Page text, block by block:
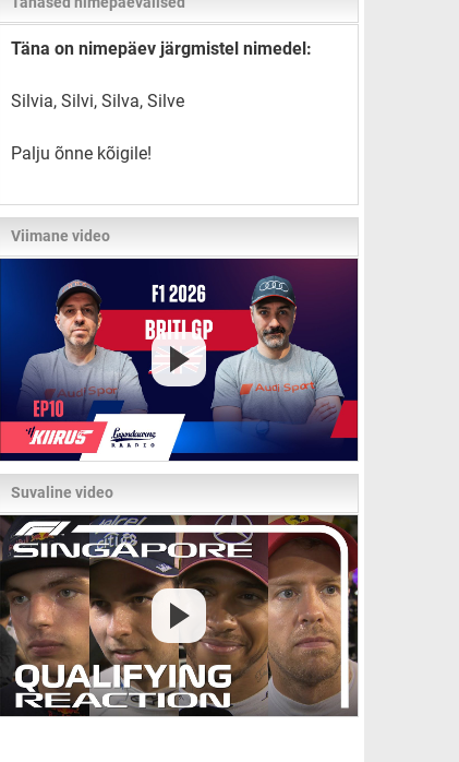
Täna on nimepäev järgmistel nimedel:
Silvia, Silvi, Silva, Silve
Palju õnne kõigile!
Viimane video
Suvaline video